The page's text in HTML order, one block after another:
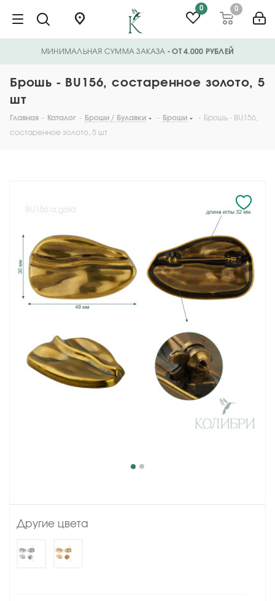
0 0
МИНИМАЛЬНАЯ СУММА ЗАКАЗА - ОТ 4.000 РУБЛЕЙ
Брошь - BU156, состаренное золото, 5
шт
Главная - Каталог - Броши / Булавки - Броши - Брошь - BU156,
состаренное золото, 5 шт
Другие цвета